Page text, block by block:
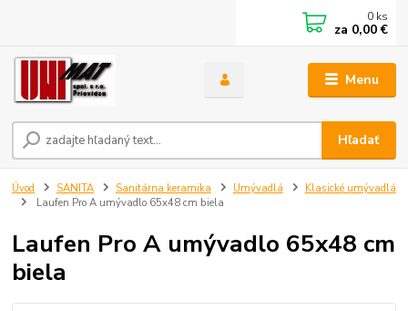
Menu
Hľadať
0 ks
za 0,00 €
Úvod SANITA Sanitárna keramika Umývadlá
Klasické umývadlá
Laufen Pro A umývadlo 65x48 cm biela
Laufen Pro A umývadlo 65x48 cm
biela